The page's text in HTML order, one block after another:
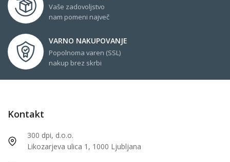
Vaše zadovoljstvo
nam pomeni največ
VARNO NAKUPOVANJE
Popolnoma varen (SSL)
nakup brez skrbi
Kontakt
300 dpi, d.o.o.
Likozarjeva ulica 1, 1000 Ljubljana